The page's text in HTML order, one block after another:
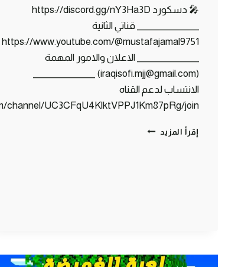
🎤 دسكورد https://discord.gg/nY3Ha3D
_______________ قناتي الثانية
https://www.youtube.com/@mustafajamal9751
_______________ الاعلان والامور المهمة
(iraqisofi.mjj@gmail.com) _______________
الانتساب لدعم القناه
channel/UC3CFqU4KlktVPPJ1Km87pRg/join
إقرأ المزيد كلانس